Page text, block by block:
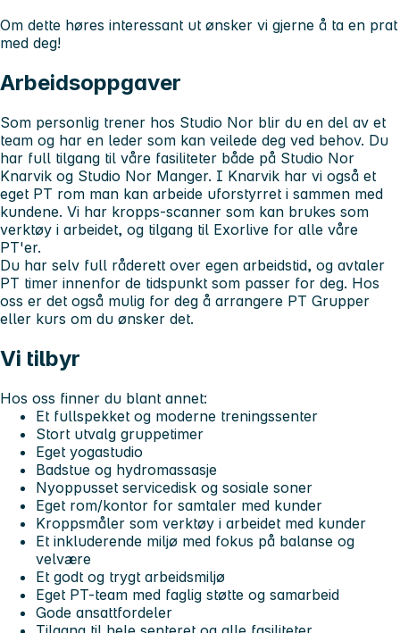
Om dette høres interessant ut ønsker vi gjerne å ta en prat
med deg!
Arbeidsoppgaver
Som personlig trener hos Studio Nor blir du en del av et
team og har en leder som kan veilede deg ved behov. Du
har full tilgang til våre fasiliteter både på Studio Nor
Knarvik og Studio Nor Manger. I Knarvik har vi også et
eget PT rom man kan arbeide uforstyrret i sammen med
kundene. Vi har kropps-scanner som kan brukes som
verktøy i arbeidet, og tilgang til Exorlive for alle våre
PT'er.
Du har selv full råderett over egen arbeidstid, og avtaler
PT timer innenfor de tidspunkt som passer for deg. Hos
oss er det også mulig for deg å arrangere PT Grupper
eller kurs om du ønsker det.
Vi tilbyr
Hos oss finner du blant annet:
Et fullspekket og moderne treningssenter
Stort utvalg gruppetimer
Eget yogastudio
Badstue og hydromassasje
Nyoppusset servicedisk og sosiale soner
Eget rom/kontor for samtaler med kunder
Kroppsmåler som verktøy i arbeidet med kunder
Et inkluderende miljø med fokus på balanse og
velvære
Et godt og trygt arbeidsmiljø
Eget PT-team med faglig støtte og samarbeid
Gode ansattfordeler